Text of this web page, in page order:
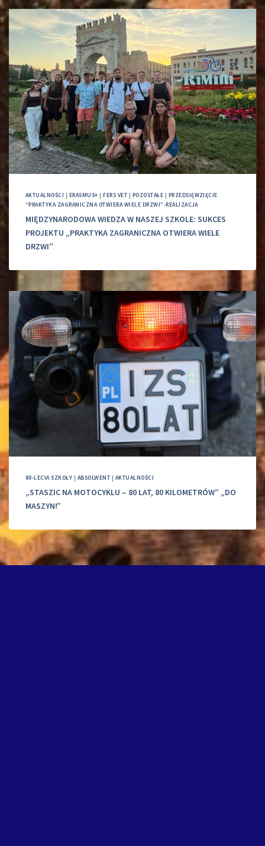
AKTUALNOŚCI | ERASMUS+ |FERS VET | POZOSTAŁE | PRZEDSIĘWZIĘCIE
“PRAKTYKA ZAGRANICZNA OTWIERA WIELE DRZWI”-REALIZACJA
MIĘDZYNARODOWA WIEDZA W NASZEJ SZKOLE: SUKCES
PROJEKTU „PRAKTYKA ZAGRANICZNA OTWIERA WIELE
DRZWI”
80-LECIA SZKOŁY | ABSOLWENT | AKTUALNOŚCI
„STASZIC NA MOTOCYKLU – 80 LAT, 80 KILOMETRÓW” „DO
MASZYN!”